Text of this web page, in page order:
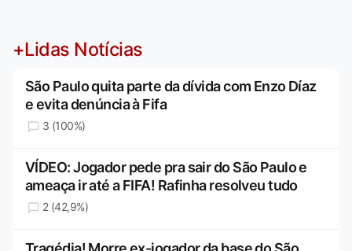
+Lidas Notícias
São Paulo quita parte da dívida com Enzo Díaz
e evita denúncia à Fifa
3 (100%)
VÍDEO: Jogador pede pra sair do São Paulo e
ameaça ir até a FIFA! Rafinha resolveu tudo
2 (42,9%)